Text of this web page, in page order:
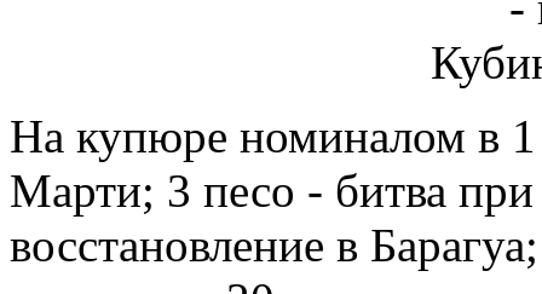
На купюре номиналом в 1
Марти; 3 песо - битва
восстановление в